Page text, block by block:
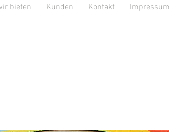
bieten Kunden Kontakt Impressum